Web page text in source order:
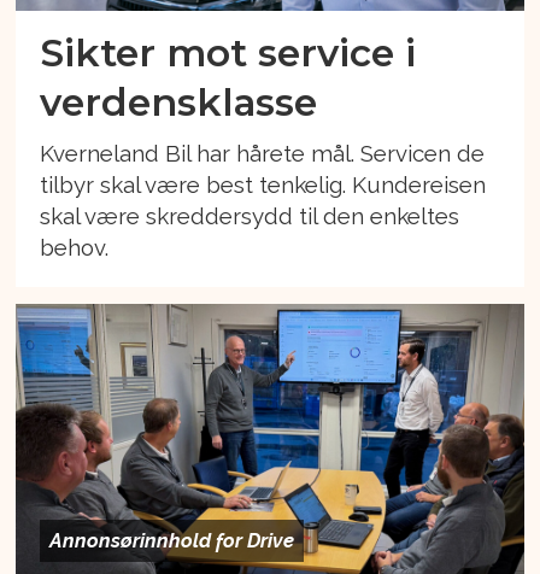
Sikter mot service i
verdensklasse
Kverneland Bil har hårete mål. Servicen de
tilbyr skal være best tenkelig. Kundereisen
skal være skreddersydd til den enkeltes
behov.
Annonsørinnhold for Drive